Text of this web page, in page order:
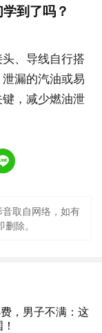
到了吗？
、导线自行搭
漏的汽油或易
，减少燃油泄
音取自网络，如有
除。
，男子不满：这